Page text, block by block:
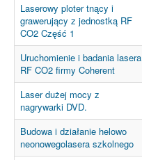
Laserowy ploter tnący i
grawerujący z jednostką RF
CO2 Część 1
Uruchomienie i badania lasera
RF CO2 firmy Coherent
Laser dużej mocy z
nagrywarki DVD.
Budowa i działanie helowo
neonowegolasera szkolnego